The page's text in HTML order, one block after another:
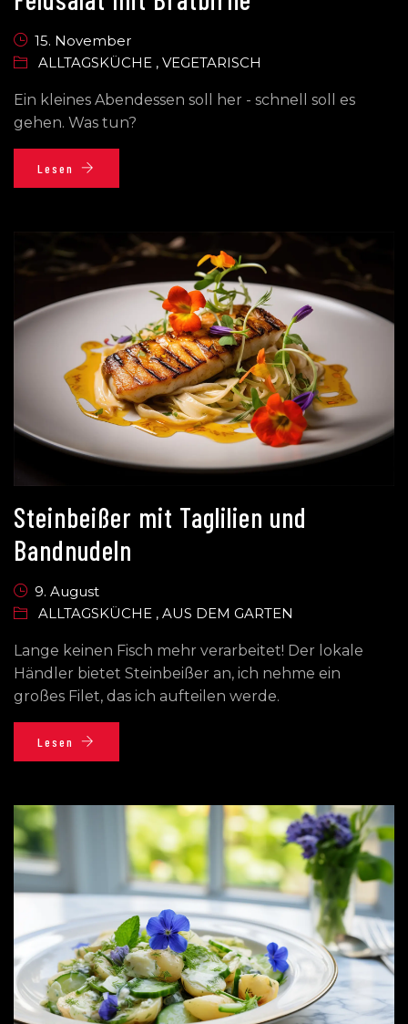
15. November
ALLTAGSKÜCHE , VEGETARISCH
Ein kleines Abendessen soll her - schnell soll es
gehen. Was tun?
Lesen
Steinbeißer mit Taglilien und
Bandnudeln
9. August
ALLTAGSKÜCHE , AUS DEM GARTEN
Lange keinen Fisch mehr verarbeitet! Der lokale
Händler bietet Steinbeißer an, ich nehme ein
großes Filet, das ich aufteilen werde.
Lesen